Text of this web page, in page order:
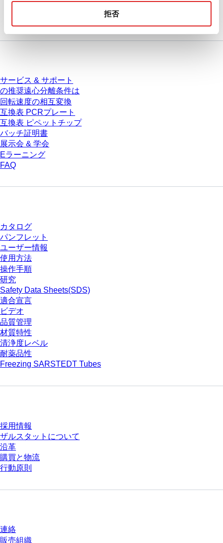
拒否
サービス & サポート
の推奨遠心分離条件は
回転速度の相互変換
互換表 PCRプレート
互換表 ピペットチップ
バッチ証明書
展示会 & 学会
Eラーニング
FAQ
カタログ
パンフレット
ユーザー情報
使用方法
操作手順
研究
Safety Data Sheets(SDS)
適合宣言
ビデオ
品質管理
材質特性
清浄度レベル
耐薬品性
Freezing SARSTEDT Tubes
採用情報
ザルスタットについて
沿革
購買と物流
行動原則
連絡
販売組織